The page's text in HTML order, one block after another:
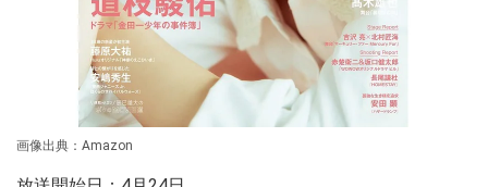
画像出典：Amazon